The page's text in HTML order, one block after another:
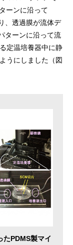
ーンに沿って
、透過膜が流体デ
ターンに沿って流
定温培養器中に静
うにしました（図
たPDMS製マイ